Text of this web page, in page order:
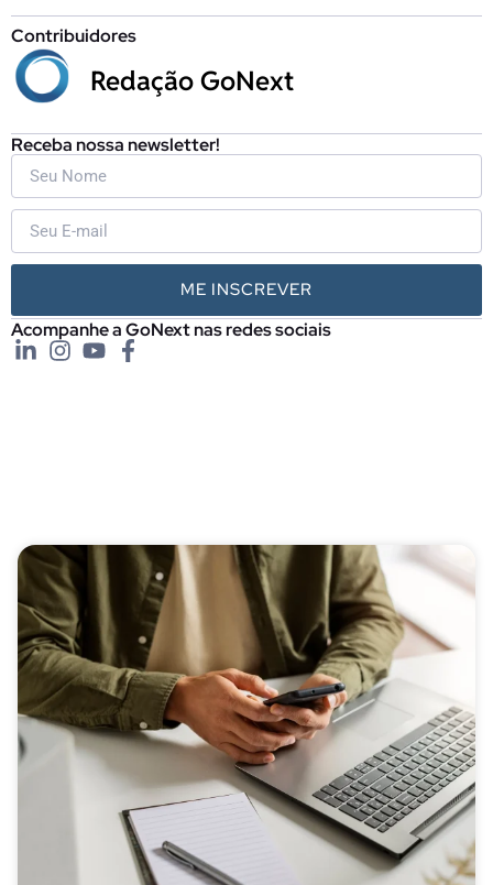
Contribuidores
Redação GoNext
Receba nossa newsletter!
ME INSCREVER
Acompanhe a GoNext nas redes sociais